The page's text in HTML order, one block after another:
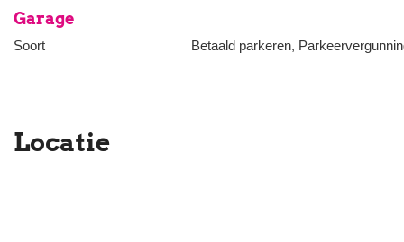
Garage
Soort Betaald parkeren,
Locatie